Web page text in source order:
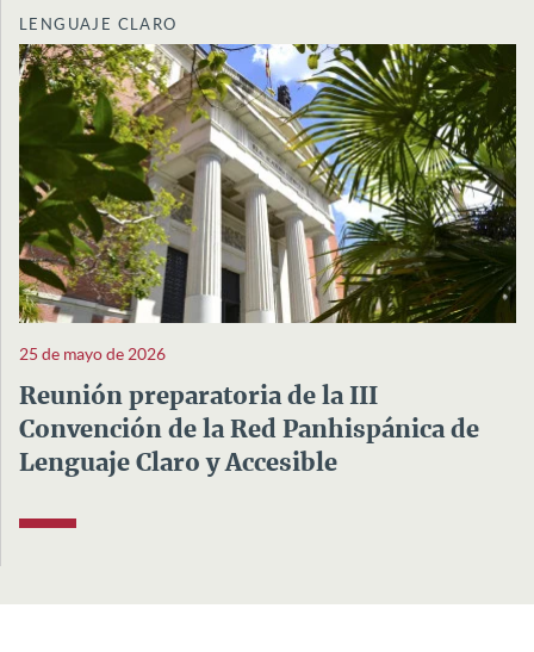
LENGUAJE CLARO
25 de mayo de 2026
Reunión preparatoria de la III
Convención de la Red Panhispánica de
Lenguaje Claro y Accesible